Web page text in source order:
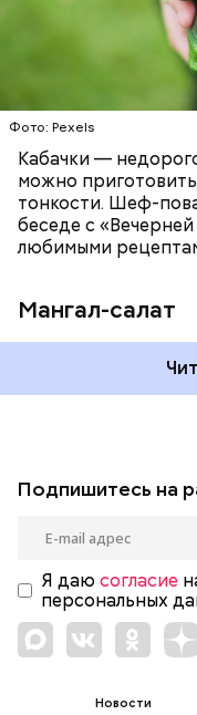
Фото: Pexels
Кабачки —
можно
тонкости. Шеф-
беседе с
любимыми
Мангал-салат
Подпишитесь на
Я даю согласие
персональных
Новости